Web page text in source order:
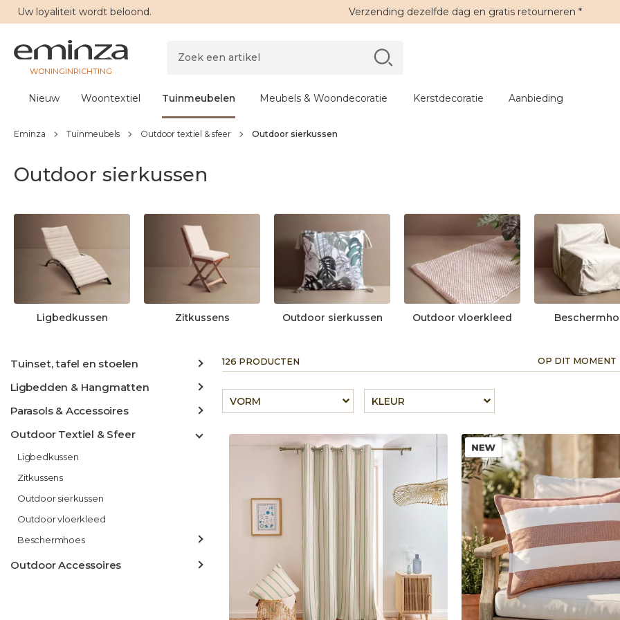
Uw loyaliteit wordt beloond. Verzending dezelfde dag en gratis retourneren *
WONINGINRICHTING
Nieuw Woontextiel Tuinmeubelen Meubels & Woondecoratie Kerstdecoratie Aanbieding
Eminza Tuinmeubels Outdoor textiel & sfeer Outdoor sierkussen
Outdoor sierkussen
Ligbedkussen Zitkussens Outdoor sierkussen Outdoor vloerkleed
Tuinset, tafel en stoelen
Ligbedden & Hangmatten
Parasols & Accessoires
Outdoor Textiel & Sfeer
Ligbedkussen
Zitkussens
Outdoor sierkussen
Outdoor vloerkleed
Beschermhoes
Outdoor Accessoires
126 PRODUCTEN OP DIT MOMENT
VORM KLEUR